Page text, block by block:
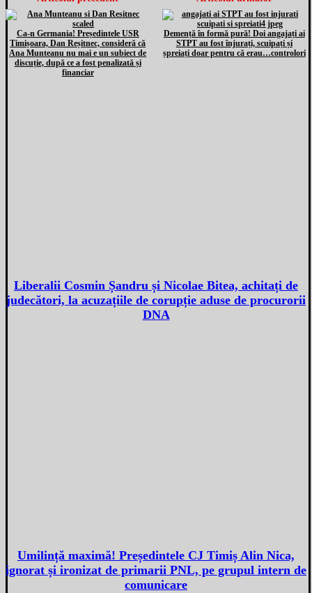
Ca-n Germania! Președintele USR
Timișoara, Dan Reșitnec, consideră că
Ana Munteanu nu mai e un subiect de
discuție, după ce a fost penalizată și
financiar
Demență în formă pură! Doi angajați ai
STPT au fost înjurați, scuipați și
șpreiați doar pentru că erau…controlori
Liberalii Cosmin Șandru și Nicolae Bitea, achitați de
judecători, la acuzațiile de corupție aduse de procurorii
DNA
Umilință maximă! Președintele CJ Timiș Alin Nica,
ignorat și ironizat de primarii PNL, pe grupul intern de
comunicare